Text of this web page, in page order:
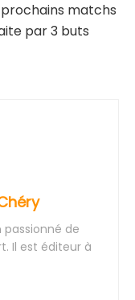
matchs
par 3 buts
passionné de
Il est éditeur à